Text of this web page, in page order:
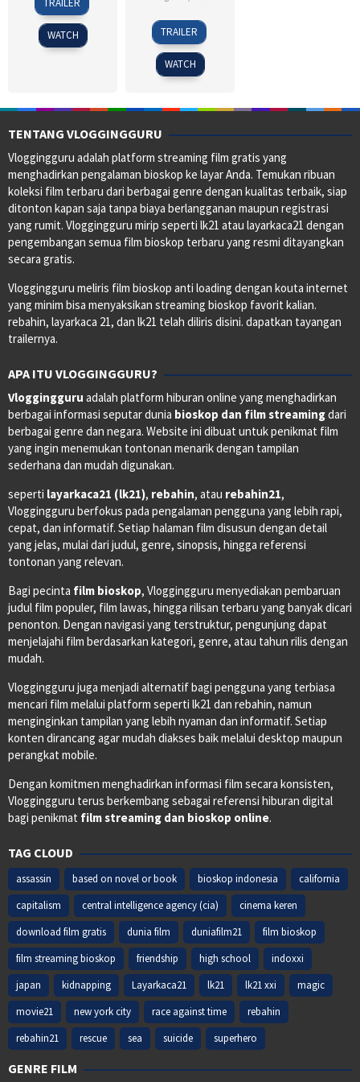
Dec
2013
Scorsese
TRAILER
WATCH
24
Jul
2019
Christopher
T.
Sadler
TRAILER
WATCH
TENTANG VLOGGINGGURU
Vloggingguru adalah platform streaming film gratis yang
menghadirkan pengalaman bioskop ke layar Anda. Temukan ribuan
koleksi film terbaru dari berbagai genre dengan kualitas terbaik, siap
ditonton kapan saja tanpa biaya berlangganan maupun registrasi
yang rumit. Vloggingguru mirip seperti lk21 atau layarkaca21 dengan
pengembangan semua film bioskop terbaru yang resmi ditayangkan
secara gratis.
Vloggingguru meliris film bioskop anti loading dengan kouta internet
yang minim bisa menyaksikan streaming bioskop favorit kalian.
rebahin, layarkaca 21, dan lk21 telah diliris disini. dapatkan tayangan
trailernya.
APA ITU VLOGGINGGURU?
Vloggingguru adalah platform hiburan online yang menghadirkan
berbagai informasi seputar dunia bioskop dan film streamingdari
berbagai genre dan negara. Website ini dibuat untuk penikmat film
yang ingin menemukan tontonan menarik dengan tampilan
sederhana dan mudah digunakan.
seperti layarkaca21 (lk21), rebahin, atau rebahin21,
Vloggingguru berfokus pada pengalaman pengguna yang lebih rapi,
cepat, dan informatif. Setiap halaman film disusun dengan detail
yang jelas, mulai dari judul, genre, sinopsis, hingga referensi
tontonan yang relevan.
Bagi pecinta film bioskop, Vloggingguru menyediakan pembaruan
judul film populer, film lawas, hingga rilisan terbaru yang banyak dicari
penonton. Dengan navigasi yang terstruktur, pengunjung dapat
menjelajahi film berdasarkan kategori, genre, atau tahun rilis dengan
mudah.
Vloggingguru juga menjadi alternatif bagi pengguna yang terbiasa
mencari film melalui platform seperti lk21 dan rebahin, namun
menginginkan tampilan yang lebih nyaman dan informatif. Setiap
konten dirancang agar mudah diakses baik melalui desktop maupun
perangkat mobile.
Dengan komitmen menghadirkan informasi film secara konsisten,
Vloggingguru terus berkembang sebagai referensi hiburan digital
bagi penikmat film streaming dan bioskop online.
TAG CLOUD
assassin based on novel or book bioskop indonesia
california
capitalism
central intelligence agency (cia)
cinema keren
download film gratis
dunia film duniafilm21
film bioskop
film streaming bioskop
friendship high school
indoxxi
japan
kidnapping Layarkaca21 lk21 lk21 xxi
magic
movie21
new york city race against time
rebahin
rebahin21
rescue sea suicide superhero
GENRE FILM